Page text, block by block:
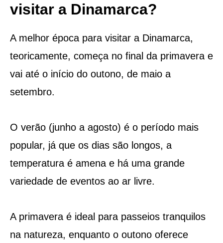
visitar a Dinamarca?
A melhor época para visitar a Dinamarca,
teoricamente, começa no final da primavera e
vai até o início do outono, de maio a
setembro.
O verão (junho a agosto) é o período mais
popular, já que os dias são longos, a
temperatura é amena e há uma grande
variedade de eventos ao ar livre.
A primavera é ideal para passeios tranquilos
na natureza, enquanto o outono oferece